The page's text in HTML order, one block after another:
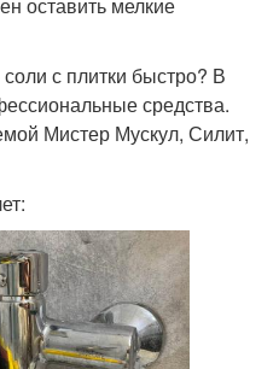
оставить мелкие
с плитки быстро? В
средства.
Мистер Мускул, Силит,